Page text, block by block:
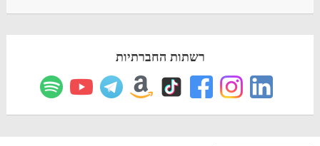
רשתות החברתיות